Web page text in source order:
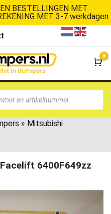
BESTELLINGEN MET
MET 3-7 werkdagen
0
» Mitsubishi
6400F649zz